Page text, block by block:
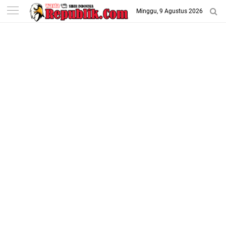
-->
Minggu, 9 Agustus 2026